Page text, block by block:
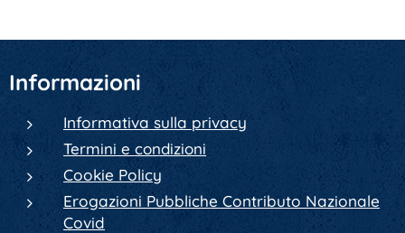
Informazioni
Informativa sulla privacy
Termini e condizioni
Cookie Policy
Erogazioni Pubbliche Contributo Nazionale
Covid